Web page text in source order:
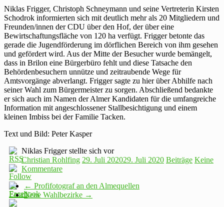
Niklas Frigger, Christoph Schneymann und seine Vertreterin Kirsten
Schodrok informierten sich mit deutlich mehr als 20 Mitgliedern und
Freunden/innen der CDU über den Hof, der über eine
Bewirtschaftungsfläche von 120 ha verfügt. Frigger betonte das
gerade die Jugendförderung im dörflichen Bereich von ihm gesehen
und gefördert wird. Aus der Mitte der Besucher wurde bemängelt,
dass in Brilon eine Bürgerbüro fehlt und diese Tatsache den
Behördenbesuchern unnütze und zeitraubende Wege für
Amtsvorgänge abverlangt. Frigger sagte zu hier über Abhilfe nach
seiner Wahl zum Bürgermeister zu sorgen. Abschließend bedankte
er sich auch im Namen der Almer Kandidaten für die umfangreiche
Information mit angeschlossener Stallbesichtigung und einem
kleinen Imbiss bei der Familie Tacken.
Text und Bild: Peter Kasper
Niklas Frigger stellte sich vor
Christian Rohlfing 29. Juli 202029. Juli 2020 Beiträge Keine
Kommentare
← Profifotograf an den Almequellen
Neue Wahlbezirke →